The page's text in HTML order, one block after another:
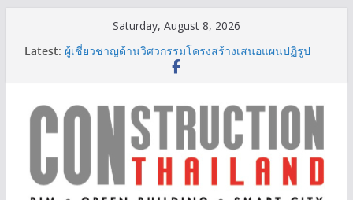
Saturday, August 8, 2026
Latest: ผู้เชี่ยวชาญด้านวิศวกรรมโครงสร้างเสนอแผนปฏิรูป
มาตรฐานตั้งแต่การออกแบบถึงการตรวจสอบอาคารไทย
เติบโต 377% ชี้ดีมานด์ภูเก็ตยังแกร่ง
BCT Expo 2026 ชูแนวคิด “Empowering Net Zero in
Construction & Mining” ขับเคลื่อนอุตสาหกรรม
ก่อสร้างและเหมืองแร่สู่สังคมคาร์บอนต่ำอย่างยั่งยืน
ลลิล พร็อพเพอร์ตี้ ก้าวสู่ปีที่ 40 ยึดลูกค้าเป็นศูนย์กลาง